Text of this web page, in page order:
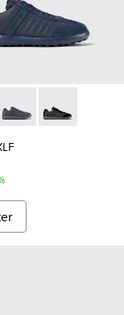
XLF - K100751-001
Pelotas XLF -Pelotas XLF -